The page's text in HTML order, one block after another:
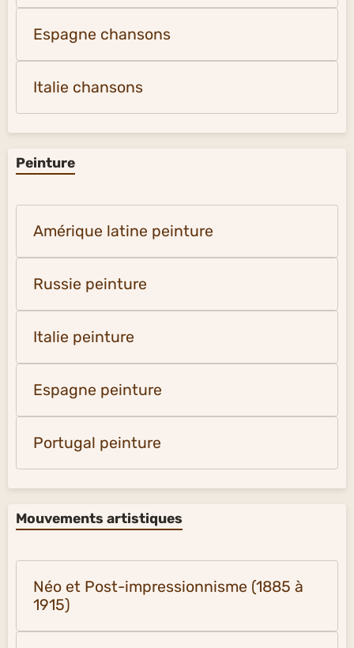
Espagne chansons
Italie chansons
Peinture
Amérique latine peinture
Russie peinture
Italie peinture
Espagne peinture
Portugal peinture
Mouvements artistiques
Néo et Post-impressionnisme (1885 à
1915)